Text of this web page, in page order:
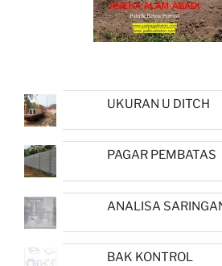
UKURAN U DITCH
PAGAR PEMBATAS
ANALISA
BAK KONTROL